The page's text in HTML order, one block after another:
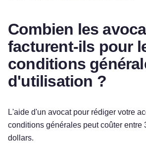
Combien les
facturent-ils pour
conditions
d'utilisation ?
L'aide d'un avocat pour rédiger votre
conditions générales peut coûter entre
dollars.